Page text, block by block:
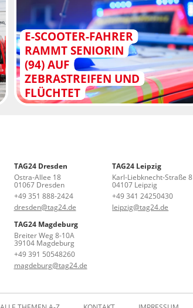
E-SCOOTER-FAHRER
RAMMT SENIORIN
(94) AUF
ZEBRASTREIFEN UND
FLÜCHTET
TAG24 Dresden
Ostra-Allee 18
01067 Dresden
+49 351 888-2424
dresden@tag24.de
TAG24 Leipzig
Karl-Liebknecht-Straße 8
04107 Leipzig
+49 341 24250430
leipzig@tag24.de
TAG24 Magdeburg
Breiter Weg 8-10A
39104 Magdeburg
+49 391 50548260
magdeburg@tag24.de